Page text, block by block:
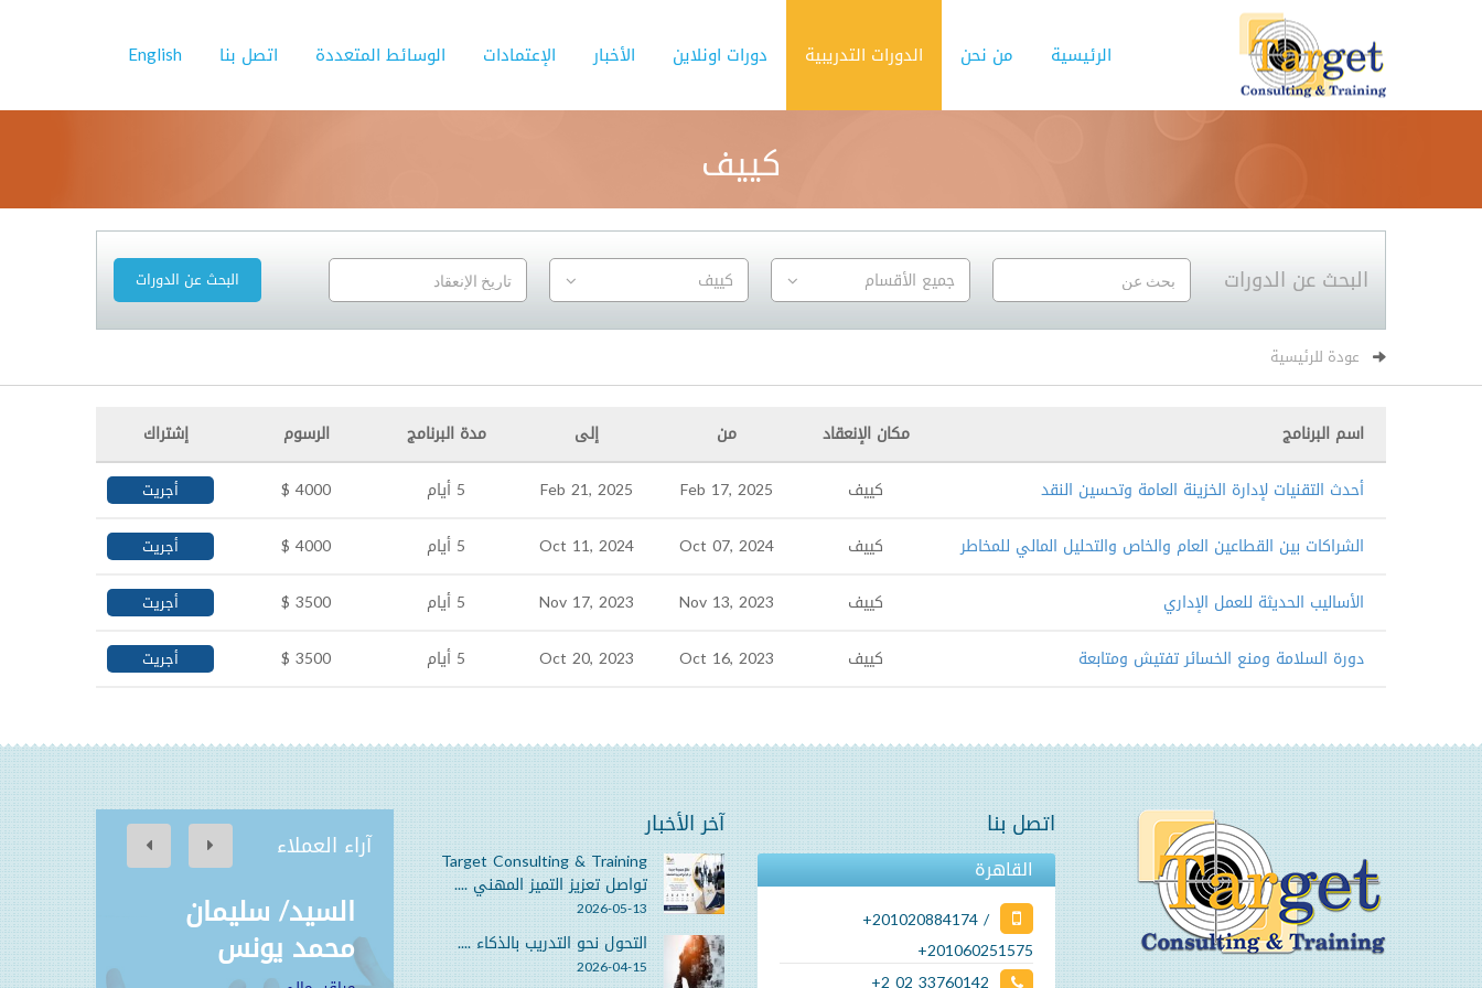
الرئيسية من نحن الدورات التدريبية دورات اونلاين الأخبار الإعتمادات الوسائط المتعددة اتصل بنا English
كييف
البحث عن الدورات جميع الأقسام كييف
عودة للرئيسية
اسم البرنامج مكان الإنعقاد من إلى مدة البرنامج الرسوم
إشتراك
أحدث التقنيات لإدارة الخزينة العامة وتحسين النقد
كييف Feb 17, 2025
Feb 21, 2025 5 أيام 4000 $ أجريت
الشراكات بين القطاعين العام والخاص والتحليل المالي للمخاطر كييف Oct 07, 2024
Oct 11, 2024 5 أيام 4000 $ أجريت
الأساليب الحديثة للعمل الإداري كييف Nov 13, 2023
Nov 17, 2023 5 أيام 3500 $ أجريت
دورة السلامة ومنع الخسائر تفتيش ومتابعة كييف Oct 16, 2023
Oct 20, 2023 5 أيام 3500 $ أجريت
اتصل بنا
القاهرة
+201020884174 /
+201060251575
آخر الأخبار
Target Consulting & Training
تواصل تعزيز التميز المهني ....
2026-05-13
التحول نحو التدريب بالذكاء ....
2026-04-15
آراء العملاء
السيد/ سليمان
محمد يونس
السيد/ الأمين
الحساني
السيد/ الطيب رمضان السيد/ البشير أبو
كساوي
السيد/ عثمان
إبراهيم النور